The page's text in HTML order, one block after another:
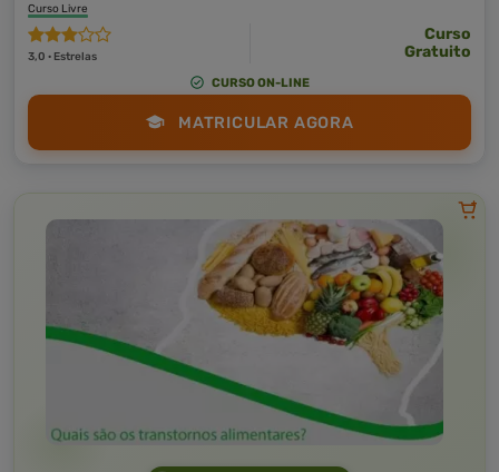
Curso Livre
3,0 · Estrelas
Curso
Gratuito
CURSO ON-LINE
MATRICULAR AGORA